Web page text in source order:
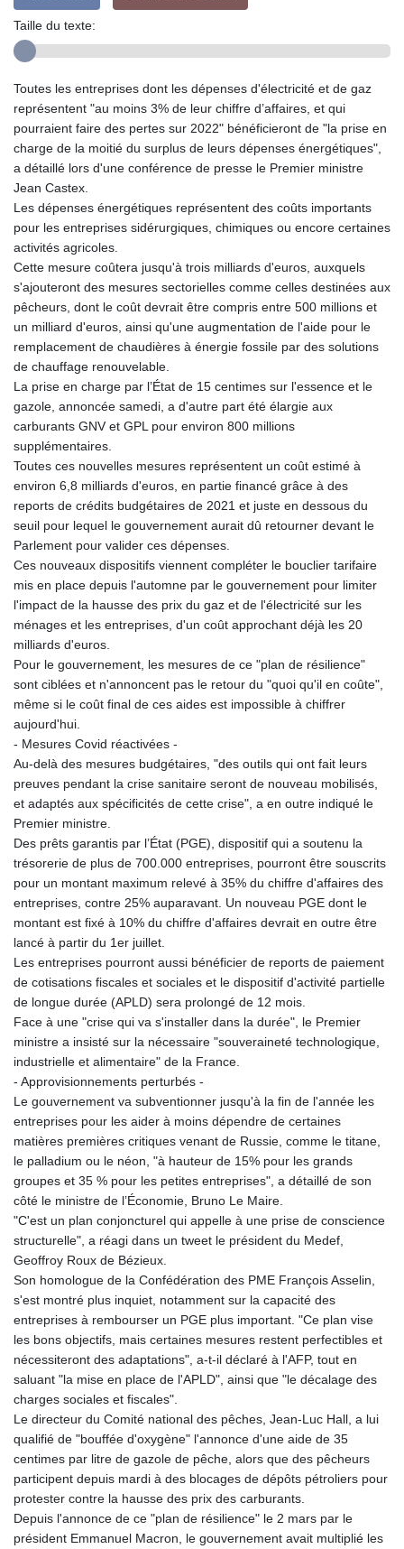
Taille du texte:
Toutes les entreprises dont les dépenses d'électricité et de gaz
représentent "au moins 3% de leur chiffre d’affaires, et qui
pourraient faire des pertes sur 2022" bénéficieront de "la prise en
charge de la moitié du surplus de leurs dépenses énergétiques",
a détaillé lors d'une conférence de presse le Premier ministre
Jean Castex.
Les dépenses énergétiques représentent des coûts importants
pour les entreprises sidérurgiques, chimiques ou encore certaines
activités agricoles.
Cette mesure coûtera jusqu'à trois milliards d'euros, auxquels
s'ajouteront des mesures sectorielles comme celles destinées aux
pêcheurs, dont le coût devrait être compris entre 500 millions et
un milliard d'euros, ainsi qu'une augmentation de l'aide pour le
remplacement de chaudières à énergie fossile par des solutions
de chauffage renouvelable.
La prise en charge par l’État de 15 centimes sur l'essence et le
gazole, annoncée samedi, a d'autre part été élargie aux
carburants GNV et GPL pour environ 800 millions
supplémentaires.
Toutes ces nouvelles mesures représentent un coût estimé à
environ 6,8 milliards d'euros, en partie financé grâce à des
reports de crédits budgétaires de 2021 et juste en dessous du
seuil pour lequel le gouvernement aurait dû retourner devant le
Parlement pour valider ces dépenses.
Ces nouveaux dispositifs viennent compléter le bouclier tarifaire
mis en place depuis l'automne par le gouvernement pour limiter
l'impact de la hausse des prix du gaz et de l'électricité sur les
ménages et les entreprises, d'un coût approchant déjà les 20
milliards d'euros.
Pour le gouvernement, les mesures de ce "plan de résilience"
sont ciblées et n'annoncent pas le retour du "quoi qu'il en coûte",
même si le coût final de ces aides est impossible à chiffrer
aujourd'hui.
- Mesures Covid réactivées -
Au-delà des mesures budgétaires, "des outils qui ont fait leurs
preuves pendant la crise sanitaire seront de nouveau mobilisés,
et adaptés aux spécificités de cette crise", a en outre indiqué le
Premier ministre.
Des prêts garantis par l’État (PGE), dispositif qui a soutenu la
trésorerie de plus de 700.000 entreprises, pourront être souscrits
pour un montant maximum relevé à 35% du chiffre d'affaires des
entreprises, contre 25% auparavant. Un nouveau PGE dont le
montant est fixé à 10% du chiffre d'affaires devrait en outre être
lancé à partir du 1er juillet.
Les entreprises pourront aussi bénéficier de reports de paiement
de cotisations fiscales et sociales et le dispositif d'activité partielle
de longue durée (APLD) sera prolongé de 12 mois.
Face à une "crise qui va s'installer dans la durée", le Premier
ministre a insisté sur la nécessaire "souveraineté technologique,
industrielle et alimentaire" de la France.
- Approvisionnements perturbés -
Le gouvernement va subventionner jusqu'à la fin de l'année les
entreprises pour les aider à moins dépendre de certaines
matières premières critiques venant de Russie, comme le titane,
le palladium ou le néon, "à hauteur de 15% pour les grands
groupes et 35 % pour les petites entreprises", a détaillé de son
côté le ministre de l’Économie, Bruno Le Maire.
"C'est un plan conjoncturel qui appelle à une prise de conscience
structurelle", a réagi dans un tweet le président du Medef,
Geoffroy Roux de Bézieux.
Son homologue de la Confédération des PME François Asselin,
s'est montré plus inquiet, notamment sur la capacité des
entreprises à rembourser un PGE plus important. "Ce plan vise
les bons objectifs, mais certaines mesures restent perfectibles et
nécessiteront des adaptations", a-t-il déclaré à l'AFP, tout en
saluant "la mise en place de l'APLD", ainsi que "le décalage des
charges sociales et fiscales".
Le directeur du Comité national des pêches, Jean-Luc Hall, a lui
qualifié de "bouffée d'oxygène" l'annonce d'une aide de 35
centimes par litre de gazole de pêche, alors que des pêcheurs
participent depuis mardi à des blocages de dépôts pétroliers pour
protester contre la hausse des prix des carburants.
Depuis l'annonce de ce "plan de résilience" le 2 mars par le
président Emmanuel Macron, le gouvernement avait multiplié les